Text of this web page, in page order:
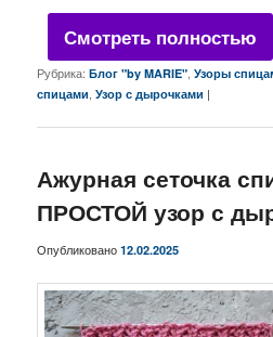
Смотреть полностью
Рубрика: Блог "by MARIE" ,Узоры
спицами ,Узор с дырочками |
Ажурная сеточка
ПРОСТОЙ узор с
Опубликовано12.02.2025